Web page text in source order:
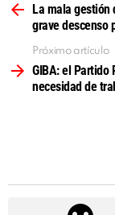
más La mala gestión
grave descenso
Próximo artículo
GIBA: el Partido
necesidad de